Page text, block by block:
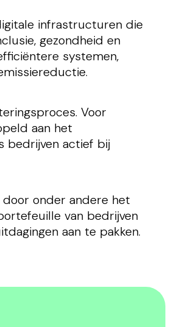
infrastructuren die
gezondheid en
systemen,
Voor
aan het
bedrijven actief bij
onder andere het
van bedrijven
aan te pakken.